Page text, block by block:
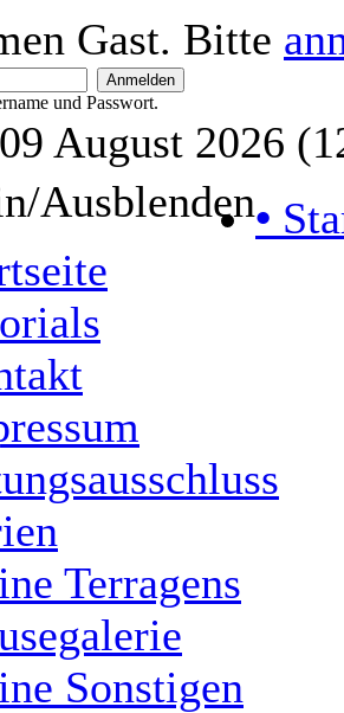
Gast. Bitte
und Passwort.
August 2026
•
Terragens
Sonstigen